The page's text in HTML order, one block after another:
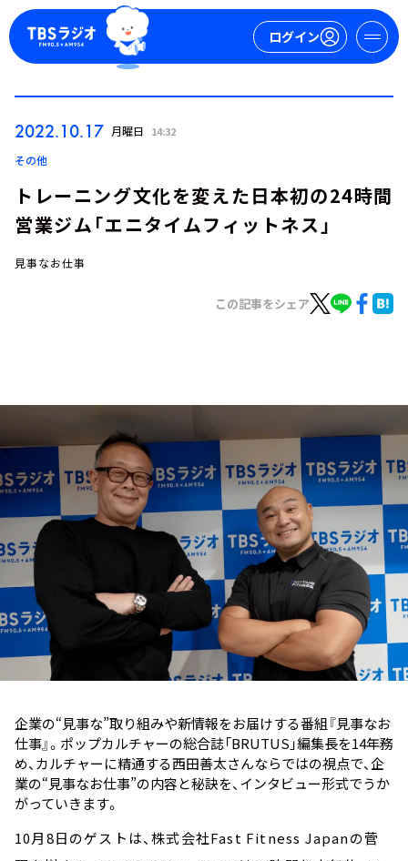
ログイン
お知らせ
イベント・グッズ
YouTube
会社情報
2022.10.17 月曜日 14:32
その他
トレーニング文化を変えた日本初の24時間
営業ジム「エニタイムフィットネス」
見事なお仕事
この記事をシェア
企業の“見事な”取り組みや新情報をお届けする番組『見事なお
仕事』。ポップカルチャーの総合誌「BRUTUS」編集長を14年務
め、カルチャーに精通する西田善太さんならではの視点で、企
業の“見事なお仕事”の内容と秘訣を、インタビュー形式でうか
がっていきます。
10月8日のゲストは、株式会社Fast Fitness Japanの菅